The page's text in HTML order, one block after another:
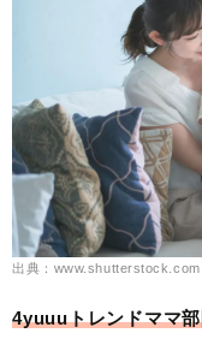
出典：www.shutterstock.com
4yuuuトレンドママ